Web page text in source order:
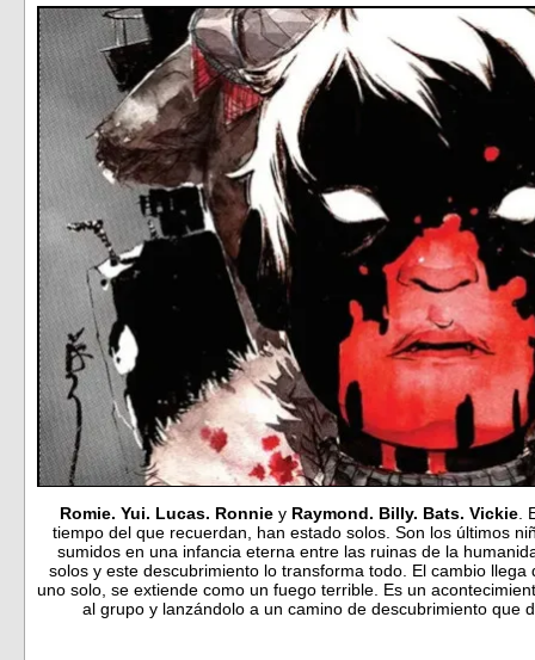
Romie. Yui. Lucas. Ronnie y Raymond. Billy. Bats. Vickie.
tiempo del que recuerdan, han estado solos. Son los últimos
sumidos en una infancia eterna entre las ruinas de la
solos y este descubrimiento lo transforma todo. El cambio
uno solo, se extiende como un fuego terrible. Es un
al grupo y lanzándolo a un camino de descubrimiento que